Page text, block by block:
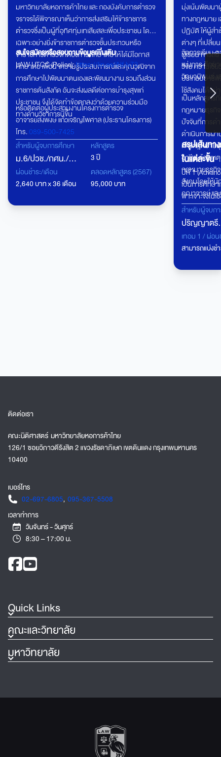
มหาวิทยาลัยหอการค้าไทย และ กองบังคับการตำรวจ
จราจรได้พิจารณาเห็นว่าการส่งเสริมให้ข้าราชการ
ตำรวจซึ่งเป็นผู้ที่อุทิศทุ่มเทเสียสละเพื่อประชาชน โดย
เฉพาะอย่างยิ่งข้าราชการตำรวจชั้นประทวนหรือ
ข้าราชการตำรวจที่ต้องการศึกษาต่อ ให้ได้มีโอกาส
ศึกษาต่อ เพื่อนำความรู้ประสบการณ์และคุณวุฒิจาก
การศึกษาไปพัฒนาตนเองและพัฒนางาน รวมถึงส่วน
ราชการต้นสังกัด อันจะส่งผลดีต่อการบำรุงสุขแก่
ประชาชน จึงได้จัดทำข้อตกลงว่าด้วยความร่วมมือ
ทางด้านวิชาการนี้ขึ้น
สนใจสมัครหรือสอบถามข้อมูลเพิ่มเติม
LAW UTCC (Police):https://lin.ee/iNfJv73
หรือติดต่อผู้ประสานงานโครงการตำรวจ
อาจารย์สงพงษ์ แก้วเจริญไพศาล (ประธานโครงการ)
โทร.089-500-7425
คุณสุรีย์พร ถาวรศักดิ์ (คุณอ้อ)
โทร.095-367-5508
สำหรับผู้จบการศึกษา
ม.6/ปวช./กศน./
ปวส.
หลักสูตร
3 ปี
ผ่อนชำระ/เดือน
2,640 บาท x 36 เดือน
ตลอดหลักสูตร (2567)
95,000 บาท
มุ่งเน้นพัฒนา
ทางกฎหมาย
ปฏิบัติ ให้ผู้สำ
ต่างๆ ที่เปลี่ย
ผู้เรียน การส
วิจัย ความเชี่
ประกอบอาชี
ใช้สังคมได้อ
จัดการเรียน
แบ่งการ ศึกษ
วิทยานิพนธ์ แ
เป็นหลักสูตร
กฎหมายธุรกิ
ปัจจันที่การด
ดำเนินการผ่
ทางกฎหมายธุ
อาชีพ ด้วยเห
กฎหมายธุรกิ
สังคมโดยให้
คณาจารย์ แล
ศาสตรบัณฑิต
พร้อมปรับตัว
สรุปเส้นทา
ในแต่ละขั้น
ปีที่ 1
เป็นการศึกษ
พาะเจาะจงใ
เขียนงานเขีย
ในทางวิชากา
ปีที่ 2 นักศึกษ
ศึกษากฎหมา
ศึกษากรณีศึก
ใหม่ได้ในเชิง
สำหรับผู้จบก
ปริญญาตรี
นิติศาสตร์
เทอม 1 / ผ่อน
สามารถแบ่งช
Quick Links
คณะและวิทยาลัย
มหาวิทยาลัย
ติดต่อเรา
คณะนิติศาสตร์ มหาวิทยาลัยหอการค้าไทย
126/1 ซอยวิภาวดีรังสิต 2 แขวงรัชดาภิเษก เขตดินแดง กรุงเทพมหานคร
10400
เบอร์โทร
02-697-6805, 095-367-5508
เวลาทำการ
วันจันทร์ - วันศุกร์
8:30 – 17:00 น.